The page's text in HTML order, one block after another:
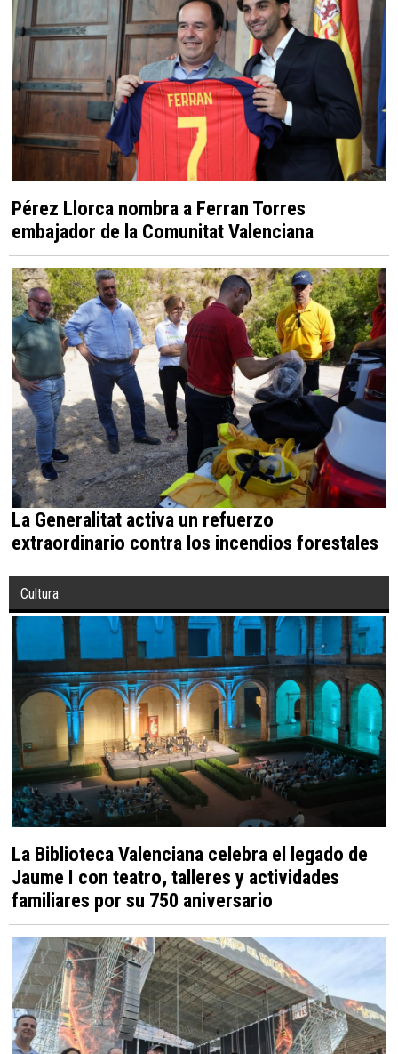
Pérez Llorca nombra a Ferran Torres
embajador de la Comunitat Valenciana
La Generalitat activa un refuerzo
extraordinario contra los incendios forestales
Cultura
La Biblioteca Valenciana celebra el legado de
Jaume I con teatro, talleres y actividades
familiares por su 750 aniversario